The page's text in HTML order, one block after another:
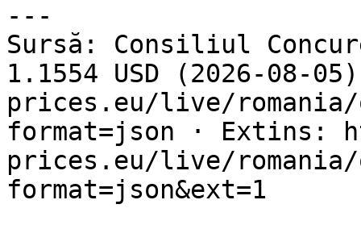
---
Sursă: Consiliul
1.1554 USD (2026-08-
prices.eu/live/romania/
format=json · Extins:
prices.eu/live/romania/